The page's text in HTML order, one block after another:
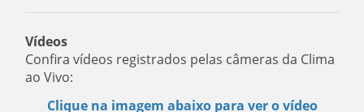
Vídeos
Confira vídeos registrados pelas câmeras da Clima
ao Vivo:
Clique na imagem abaixo para ver o vídeo